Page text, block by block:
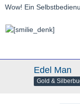
Wow! Ein
Edel Man